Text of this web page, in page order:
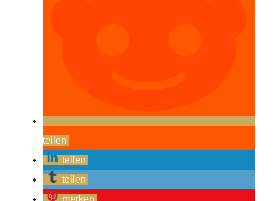
teilen
teilen
teilen
merken